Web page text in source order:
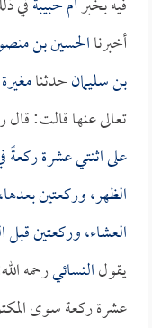
أخبرناالحسين بن
بن سليمانحدثنا
تعالى عنها قالت:
على اثنتي عشرة ركعةً
الظهر، وركعتين
العشاء، وركعتين قبل
يقولالنسائيرحمه
عشرة ركعة سوى